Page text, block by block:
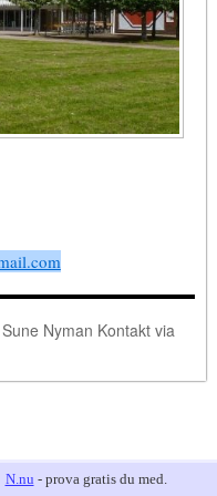
Nyman Kontakt via
N.nu - prova gratis du med.